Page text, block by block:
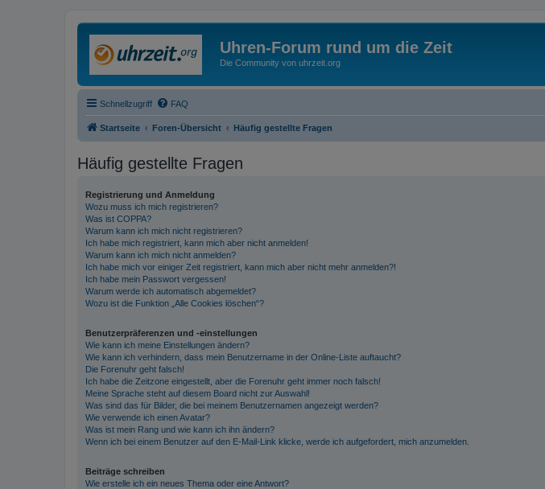
Uhren-Forum rund um die Zeit
Die Community von uhrzeit.org
Schnellzugriff FAQ
Startseite Foren-Übersicht Häufig gestellte Fragen
Häufig gestellte Fragen
Registrierung und Anmeldung
Wozu muss ich mich registrieren?
Was ist COPPA?
Warum kann ich mich nicht registrieren?
Ich habe mich registriert, kann mich aber nicht anmelden!
Warum kann ich mich nicht anmelden?
Ich habe mich vor einiger Zeit registriert, kann mich aber nicht mehr anmelden?!
Ich habe mein Passwort vergessen!
Warum werde ich automatisch abgemeldet?
Wozu ist die Funktion „Alle Cookies löschen“?
Benutzerpräferenzen und -einstellungen
Wie kann ich meine Einstellungen ändern?
Wie kann ich verhindern, dass mein Benutzername in der Online-Liste auftaucht?
Die Forenuhr geht falsch!
Ich habe die Zeitzone eingestellt, aber die Forenuhr geht immer noch falsch!
Meine Sprache steht auf diesem Board nicht zur Auswahl!
Was sind das für Bilder, die bei meinem Benutzernamen angezeigt werden?
Wie verwende ich einen Avatar?
Was ist mein Rang und wie kann ich ihn ändern?
Wenn ich bei einem Benutzer auf den E-Mail-Link klicke, werde ich aufgefordert, mich anzumelden.
Beiträge schreiben
Wie erstelle ich ein neues Thema oder eine Antwort?